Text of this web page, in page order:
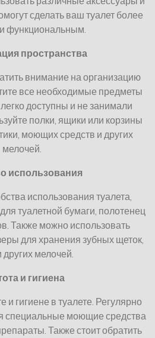
сделать ваш туалет более
функциональным.
пространства
внимание на организацию
все необходимые предметы
доступны и не занимали
полки, ящики или корзины
моющих средств и других
мелочей.
использования
использования туалета,
туалетной бумаги, полотенец
Также можно использовать
для хранения зубных щеток,
мелочей.
и гигиена
и гигиене в туалете. Регулярно
специальные моющие средства
Также стоит обратить